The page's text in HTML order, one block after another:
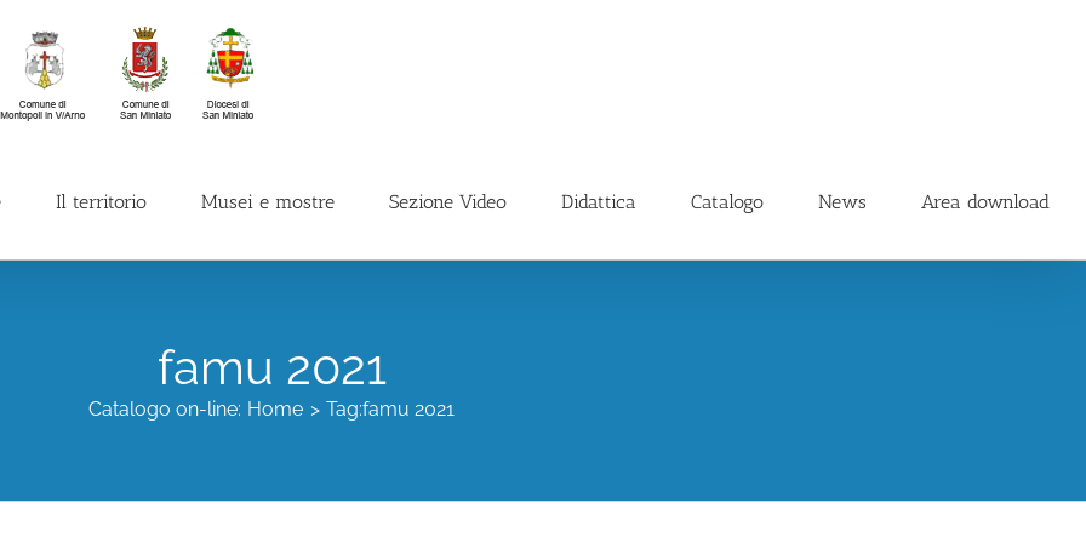
Il territorio Musei e mostre Sezione Video Didattica Catalogo News Area download
famu 2021
Catalogo on-line: Home Tag:famu 2021